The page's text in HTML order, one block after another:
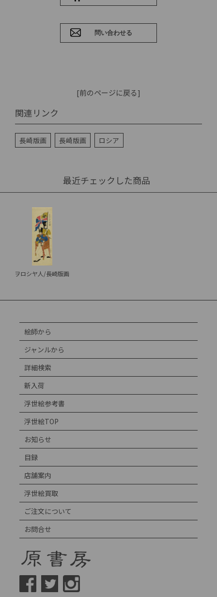
[前のページに戻る]
関連リンク
長崎版画 長崎版画 ロシア
最近チェックした商品
ヲロシヤ人/長崎版画
絵師から
ジャンルから
詳細検索
新入荷
浮世絵参考書
浮世絵TOP
お知らせ
目録
店舗案内
浮世絵買取
ご注文について
お問合せ